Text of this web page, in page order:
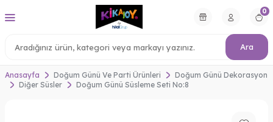
Ara
0
Anasayfa Doğum Günü Ve Parti Ürünleri
Doğum Günü Dekorasyon
Diğer Süsler
Doğum Günü Süsleme Seti No:8